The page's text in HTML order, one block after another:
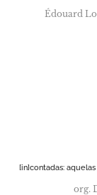
Édouard
[in]contadas:
org.